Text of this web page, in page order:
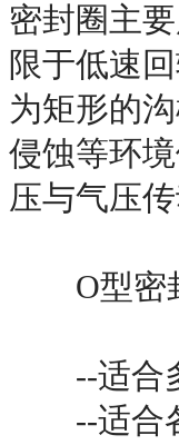
密封圈主
限于低速
为矩形的
侵蚀等环
压与气压
O型密封
--适合多
--适合各